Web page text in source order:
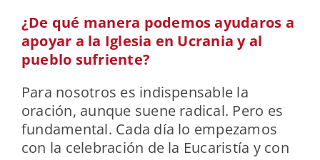
¿De qué manera podemos ayudaros a
apoyar a la Iglesia en Ucrania y al
pueblo sufriente?
Para nosotros es indispensable la
oración, aunque suene radical. Pero es
fundamental. Cada día lo empezamos
con la celebración de la Eucaristía y con